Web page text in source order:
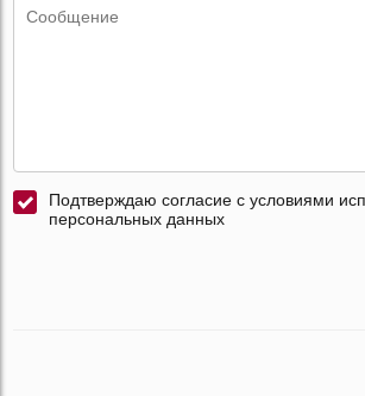
Подтверждаю согласие с условиями
персональных данных